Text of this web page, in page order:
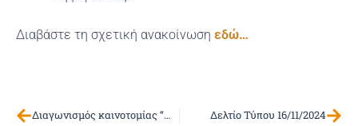
Διαβάστε τη σχετική ανακοίνωση εδώ…
Διαγωνισμός καινοτομίας “HDB Innovation Challenge” Δελτίο Τύπου 16/11/2024